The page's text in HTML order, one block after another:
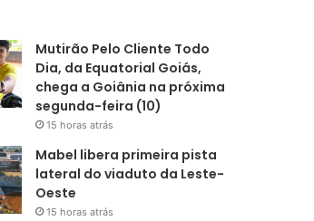
Mutirão Pelo Cliente Todo
Dia, da Equatorial Goiás,
chega a Goiânia na próxima
segunda-feira (10)
15 horas atrás
Mabel libera primeira pista
lateral do viaduto da Leste-
Oeste
15 horas atrás